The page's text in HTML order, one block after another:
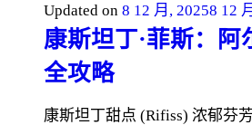
Updated on 8 12 月, 20258 12
康斯坦丁·菲斯：
全攻略
康斯坦丁甜点 (Rifiss) 浓郁芬